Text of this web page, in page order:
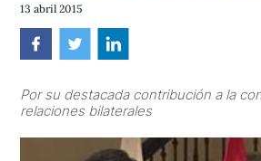
13 abril 2015
Por su destacada contribución a la
relaciones bilaterales